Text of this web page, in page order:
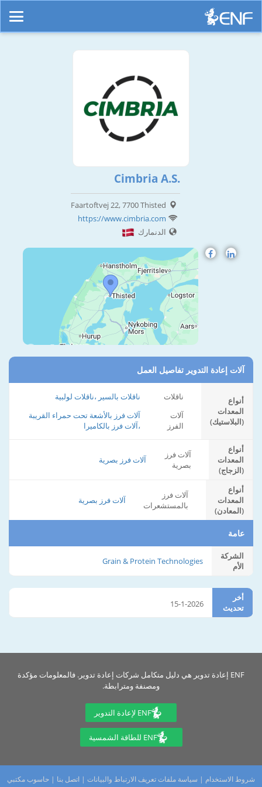
Cimbria A.S.
Faartoftvej 22, 7700 Thisted
https://www.cimbria.com
الدنمارك
آلات إعادة التدوير تفاصيل العمل
أنواع
المعدات
(البلاستيك)
ناقلات
ناقلات بالسير ،ناقلات لولبية
آلات
الفرز
آلات فرز بالأشعة تحت حمراء القريبة
،آلات فرز بالكاميرا
أنواع
المعدات
(الزجاج)
آلات فرز
بصرية
آلات فرز بصرية
أنواع
المعدات
(المعادن)
آلات فرز
بالمستشعرات
آلات فرز بصرية
عامة
الشركة
الأم
Grain & Protein Technologies
أخر
تحديث
15-1-2026
ENF إعادة تدوير هي دليل متكامل شركات إعادة تدوير. فالمعلومات مؤكدة
ومصنفة ومترابطة.
ENF لإعادة التدوير
ENF للطاقة الشمسية
شروط الاستخدام | سياسة ملفات تعريف الارتباط والبيانات | اتصل بنا | حاسوب مكتبي